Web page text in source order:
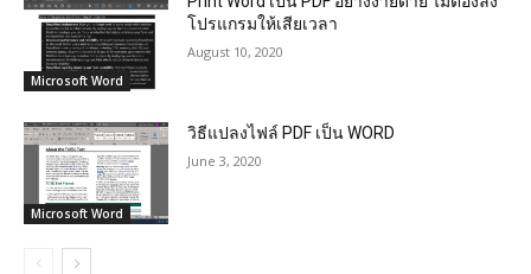
Microsoft Word
โปรแกรมให้เสียเวลา
August 10, 2020
Microsoft Word
วิธีแปลงไฟล์ PDF เป็น WORD
June 3, 2020